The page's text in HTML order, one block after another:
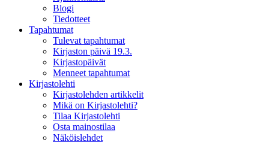
Blogi
Tiedotteet
Tapahtumat
Tulevat tapahtumat
Kirjaston päivä 19.3.
Kirjastopäivät
Menneet tapahtumat
Kirjastolehti
Kirjastolehden artikkelit
Mikä on Kirjastolehti?
Tilaa Kirjastolehti
Osta mainostilaa
Näköislehdet